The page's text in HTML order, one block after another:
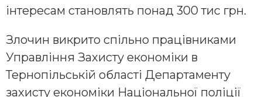
інтересам становлять понад 300 тис грн.
Злочин викрито спільно працівниками
Управління Захисту економіки в
Тернопільській області Департаменту
захисту економіки Національної поліції